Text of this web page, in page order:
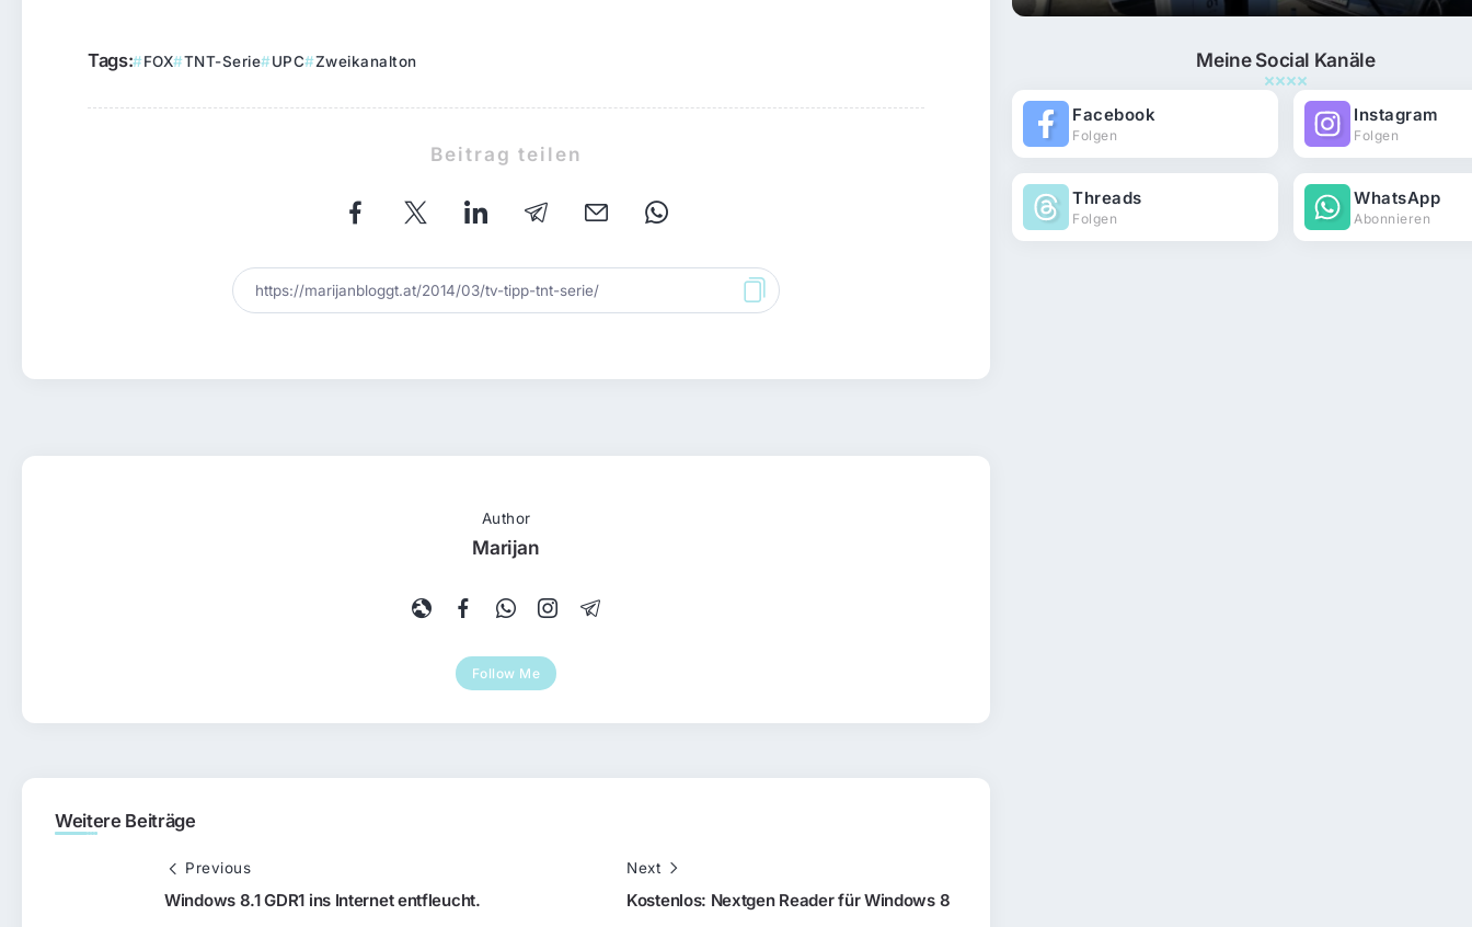
Tags: FOX TNT-Serie UPC Zweikanalton
Beitrag teilen
Author
Marijan
Follow Me
Weitere Beiträge
Previous
Windows 8.1 GDR1 ins Internet entfleucht.
Next
Kostenlos: Nextgen Reader für Windows 8
Meine Social Kanäle
Facebook
Folgen
Instagram
Folgen
Threads
Folgen
WhatsApp
Abonnieren